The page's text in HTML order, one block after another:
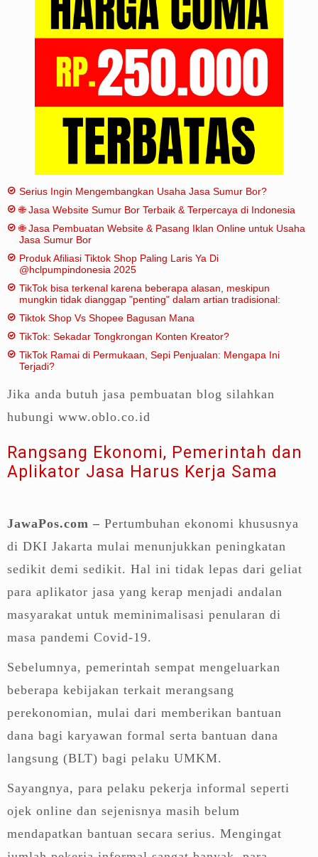
Serius Ingin Mengembangkan Usaha Jasa Sumur Bor?
🌐 Jasa Website Sumur Bor Terbaik & Terpercaya di Indonesia
🌐 Jasa Pembuatan Website & Pasang Iklan Online untuk Usaha
Jasa Sumur Bor
Produk Afiliasi Tiktok Shop Paling Laris Ya Di
@hclpumpindonesia 2025
TikTok bisa terkenal karena beberapa alasan, meskipun
mungkin tidak dianggap "penting" dalam artian tradisional:
Tiktok Shop Vs Shopee Bagusan Mana
TikTok: Sekadar Tongkrongan Konten Kreator?
TikTok Ramai di Permukaan, Sepi Penjualan: Mengapa Ini
Terjadi?
Jika anda butuh jasa pembuatan blog silahkan
hubungi www.oblo.co.id
Rangsang Ekonomi, Pemerintah dan
Aplikator Jasa Harus Kerja Sama
JawaPos.com – Pertumbuhan ekonomi khususnya
di DKI Jakarta mulai menunjukkan peningkatan
sedikit demi sedikit. Hal ini tidak lepas dari geliat
para aplikator jasa yang kerap menjadi andalan
masyarakat untuk meminimalisasi penularan di
masa pandemi Covid-19.
Sebelumnya, pemerintah sempat mengeluarkan
beberapa kebijakan terkait merangsang
perekonomian, mulai dari memberikan bantuan
dana bagi karyawan formal serta bantuan dana
langsung (BLT) bagi pelaku UMKM.
Sayangnya, para pelaku pekerja informal seperti
ojek online dan sejenisnya masih belum
mendapatkan bantuan secara serius. Mengingat
Sitemap